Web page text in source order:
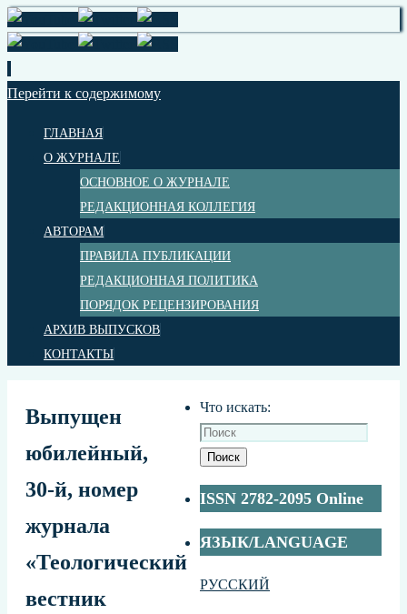
Перейти к содержимому
ГЛАВНАЯ
О ЖУРНАЛЕ
ОСНОВНОЕ О ЖУРНАЛЕ
РЕДАКЦИОННАЯ КОЛЛЕГИЯ
АВТОРАМ
ПРАВИЛА ПУБЛИКАЦИИ
РЕДАКЦИОННАЯ ПОЛИТИКА
ПОРЯДОК РЕЦЕНЗИРОВАНИЯ
АРХИВ ВЫПУСКОВ
КОНТАКТЫ
Выпущен
юбилейный,
30-й, номер
журнала
«Теологический
вестник
Что искать:
Поиск
ISSN 2782-2095 Online
ЯЗЫК/LANGUAGE
РУССКИЙ